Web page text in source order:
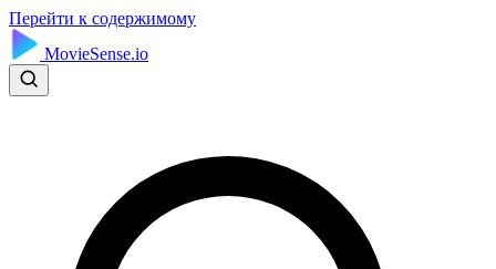
Перейти к содержимому
MovieSense.io